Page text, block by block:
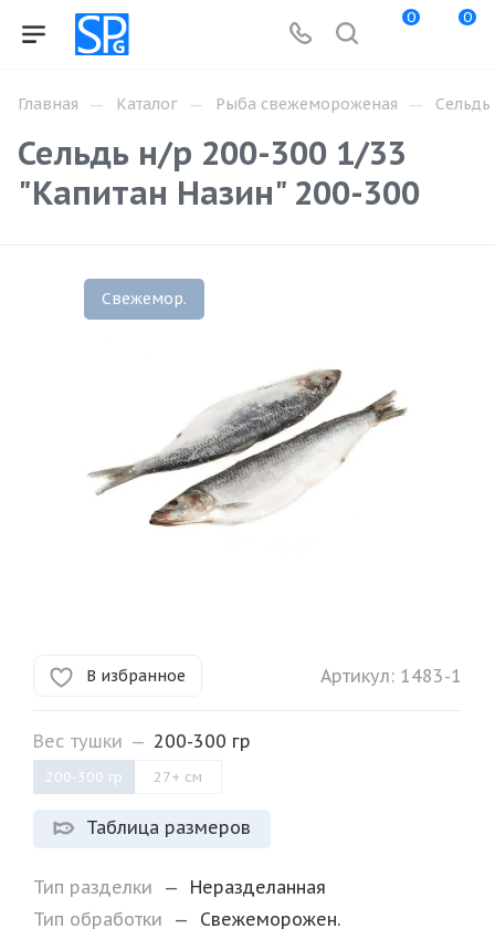
0 0
Главная — Каталог — Рыба свежемороженая — Сельдь
Сельдь н/р 200-300 1/33
"Капитан Назин" 200-300
Свежемор.
В избранное Артикул: 1483-1
Вес тушки — 200-300 гр
200-300 гр 27+ см
Таблица размеров
Тип разделки —
Неразделанная
Тип обработки
—
Свежеморожен.